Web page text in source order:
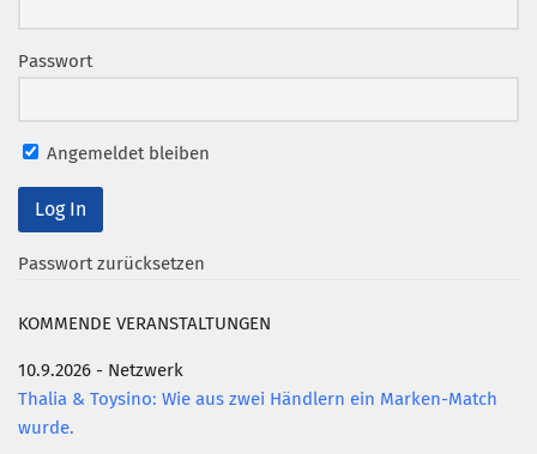
Mentoring
Partnerschaften
Bundesverband Marketing Clubs
MARKETING PIONIERE
Newsletter
Clubmagazin
MCM Club TV
Passwort
Angemeldet bleiben
Passwort zurücksetzen
KOMMENDE VERANSTALTUNGEN
10.9.2026 - Netzwerk
Thalia & Toysino: Wie aus zwei Händlern ein Marken-Match
wurde.